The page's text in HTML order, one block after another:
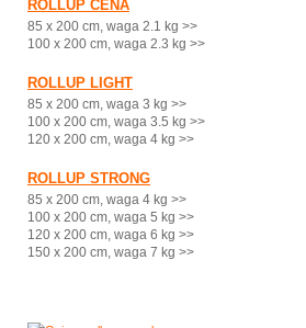
ROLLUP CENA
85 x 200 cm, waga 2.1 kg >>
100 x 200 cm, waga 2.3 kg >>
ROLLUP LIGHT
85 x 200 cm, waga 3 kg >>
100 x 200 cm, waga 3.5 kg >>
120 x 200 cm, waga 4 kg >>
ROLLUP STRONG
85 x 200 cm, waga 4 kg >>
100 x 200 cm, waga 5 kg >>
120 x 200 cm, waga 6 kg >>
150 x 200 cm, waga 7 kg >>